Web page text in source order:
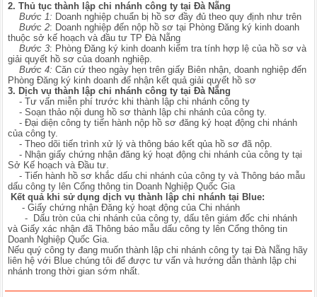
2. Thủ tục thành lập chi nhánh công ty tại Đà Nẵng
Bước 1: Doanh nghiệp chuẩn bị hồ sơ đầy đủ theo quy định như trên
Bước 2: Doanh nghiệp đến nộp hồ sơ tại Phòng Đăng ký kinh doanh
thuộc sở kế hoạch và đầu tư TP Đà Nẵng
Bước 3: Phòng Đăng ký kinh doanh kiểm tra tính hợp lệ của hồ sơ và
giải quyết hồ sơ của doanh nghiệp.
Bước 4:Căn cứ theo ngày hẹn trên giấy Biên nhận, doanh nghiệp đến
Phòng Đăng ký kinh doanh để nhận kết quả giải quyết hồ sơ
3. Dịch vụ thành lập chi nhánh công ty tại Đà Nẵng
- Tư vấn miễn phí trước khi thành lập chi nhánh công ty
- Soạn thảo nội dung hồ sơ thành lập chi nhánh của công ty.
- Đại diện công ty tiến hành nộp hồ sơ đăng ký hoạt động chi nhánh
của công ty.
- Theo dõi tiến trình xử lý và thông báo kết qủa hồ sơ đã nộp.
- Nhận giấy chứng nhận đăng ký hoạt động chi nhánh của công ty tại
Sở Kế hoạch và Đầu tư.
- Tiến hành hồ sơ khắc dấu chi nhánh của công ty và Thông báo mẫu
dấu công ty lên Cổng thông tin Doanh Nghiệp Quốc Gia
Kết quả khi sử dụng dịch vụ thành lập chi nhánh tại Blue:
- Giấy chứng nhận Đăng ký hoạt động của Chi nhánh
- Dấu tròn của chi nhánh của công ty, dấu tên giám đốc chi nhánh
và Giấy xác nhận đã Thông báo mẫu dấu công ty lên Cổng thông tin
Doanh Nghiệp Quốc Gia.
Nếu quý công ty đang muốn thành lập chi nhánh công ty tại Đà Nẵng hãy
liên hệ với Blue chúng tôi để được tư vấn và hướng dẫn thành lập chi
nhánh trong thời gian sớm nhất.